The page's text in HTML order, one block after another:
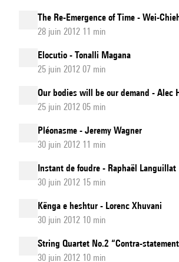
The Re-Emergence of Time - Wei-
28 juin 2012 11 min
Elocutio - Tonalli Magana
25 juin 2012 07 min
Our bodies will be our demand - Alec
25 juin 2012 05 min
Pléonasme - Jeremy Wagner
30 juin 2012 11 min
Instant de foudre - Raphaël Languillat
30 juin 2012 15 min
Kënga e heshtur - Lorenc Xhuvani
30 juin 2012 10 min
String Quartet No.2 “Contra-
30 juin 2012 10 min